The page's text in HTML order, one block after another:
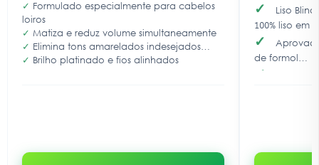
✓ Formulado especialmente para cabelos
loiros
✓ Matiza e reduz volume simultaneamente
✓ Elimina tons amarelados indesejados
✓ Brilho platinado e fios alinhados
✓
Liso
100% liso em
✓
de formol
✓